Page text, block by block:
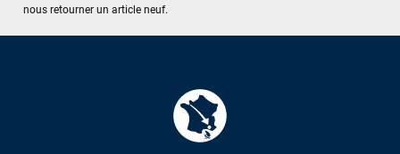
nous retourner un article neuf.
J'ai acheté une voile d'occasion depuis Tahiti. Super service.
VOIR TOUS LES AVIS